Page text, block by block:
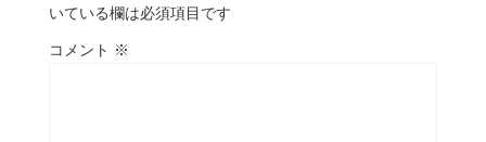
いている欄は必須項目です
コメント ※